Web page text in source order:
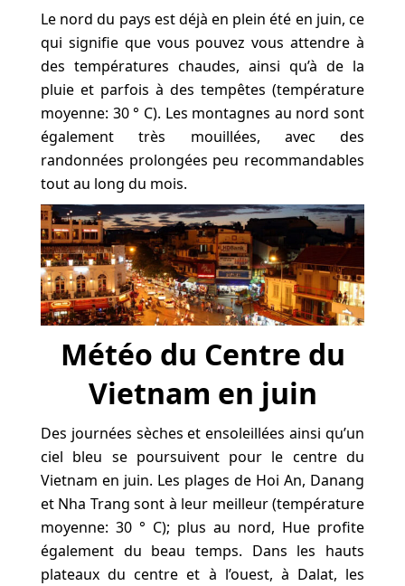
Le nord du pays est déjà en plein été en juin, ce
qui signifie que vous pouvez vous attendre à
des températures chaudes, ainsi qu’à de la
pluie et parfois à des tempêtes (température
moyenne: 30 ° C). Les montagnes au nord sont
également très mouillées, avec des
randonnées prolongées peu recommandables
tout au long du mois.
Météo du Centre du
Vietnam en juin
Des journées sèches et ensoleillées ainsi qu’un
ciel bleu se poursuivent pour le centre du
Vietnam en juin. Les plages de Hoi An, Danang
et Nha Trang sont à leur meilleur (température
moyenne: 30 ° C); plus au nord, Hue profite
également du beau temps. Dans les hauts
plateaux du centre et à l’ouest, à Dalat, les